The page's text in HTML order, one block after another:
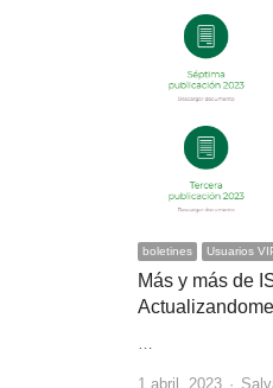
boletines Usuarios
Más y más de
1 abril, 2023